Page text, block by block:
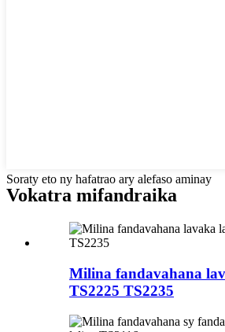
Soraty eto ny hafatrao ary alefaso aminay
Vokatra mifandraika
Milina fandavahana
TS2225 TS2235